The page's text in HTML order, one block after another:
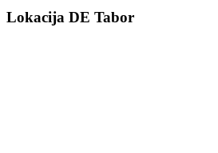
Lokacija DE Tabor